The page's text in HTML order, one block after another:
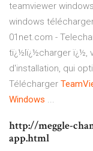
teamviewer
windows
01net.com -
tï¿½lï¿½charger ï¿½,
d'installation, qui
Télécharger
Windows ...
http://meggle-
app.html